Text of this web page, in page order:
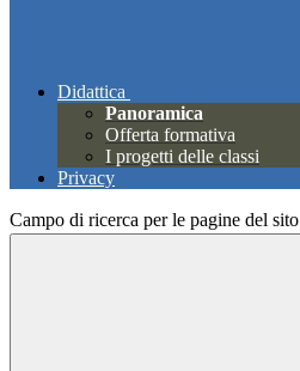
Didattica
Panoramica
Offerta formativa
I progetti delle classi
Privacy
Campo di ricerca per le pagine del sito